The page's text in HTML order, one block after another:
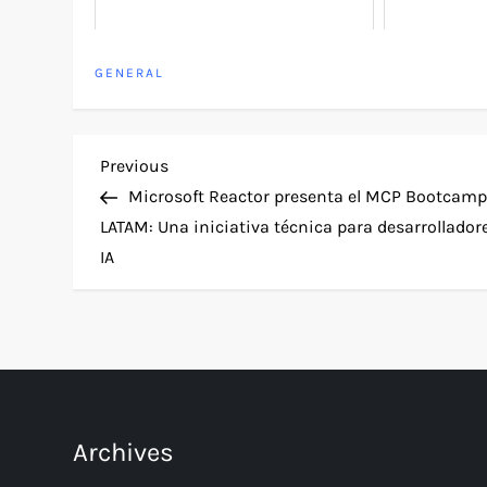
GENERAL
P
o
s
n
a
Previous
Post
Previous
Microsoft Reactor presenta el MCP Bootcamp
LATAM: Una iniciativa técnica para
IA
Archives